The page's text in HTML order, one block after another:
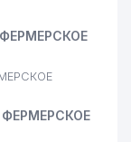
ФЕРМЕРСКОЕ
ФЕРМЕРСКОЕ